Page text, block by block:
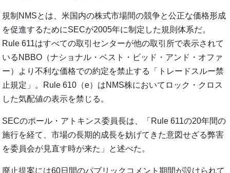
規制NMSとは、米国内の株式市場間の競争と公正な価格形成
を促進するためにSECが2005年に制定した規則体系だ。
Rule 611はすべての取引センターが他の取引所で表示されて
いるNBBO（ナショナル・ベスト・ビッド・アンド・オファ
ー）より不利な価格での約定を禁止する「トレードスルー禁
止規定」。Rule 610（e）はNMS株においてロック・クロス
した気配値の表示を禁じる。
SECのポール・アトキンス委員長は、「Rule 611の20年間の
施行を経て、市場の長期的成長を妨げてきた意図せざる弊害
を委員会が見直す時が来た」と述べた。
廃止提案には60日間のパブリックコメント期間が設けられて